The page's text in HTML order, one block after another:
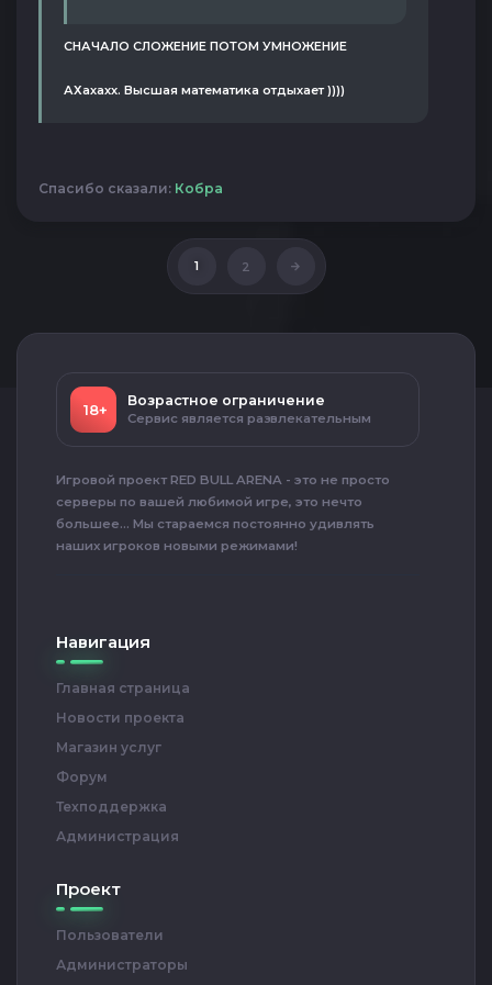
СНАЧАЛО СЛОЖЕНИЕ ПОТОМ УМНОЖЕНИЕ
АХахахх. Высшая математика отдыхает ))))
Спасибо сказали: Кобра
1 2
18+
Возрастное ограничение
Сервис является развлекательным
Игровой проект RED BULL ARENA - это не просто
серверы по вашей любимой игре, это нечто
большее... Мы стараемся постоянно удивлять
наших игроков новыми режимами!
Навигация
Главная страница
Новости проекта
Магазин услуг
Форум
Техподдержка
Администрация
Проект
Пользователи
Администраторы